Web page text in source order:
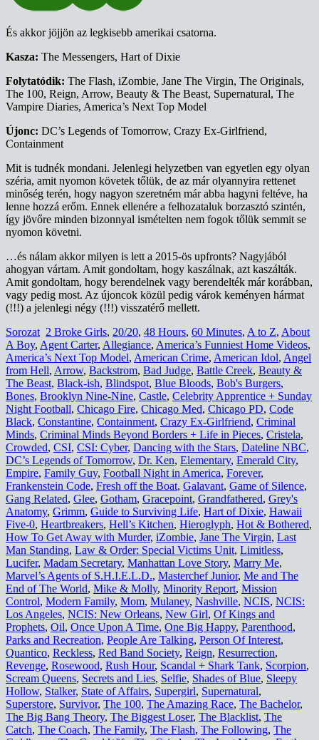
És akkor jöjjön az legkisebb amerikai csatorna.
Kasza: The Messengers, Hart of Dixie
Folytatódik: The Flash, iZombie, Jane The Virgin, The Originals,
The 100, Reign, Arrow, Beauty & The Beast, Supernatural, The
Vampire Diaries, America’s Next Top Model
Újonc: DC’s Legends of Tomorrow, Crazy Ex-Girlfriend,
Containment
Mit is tudnék mondani. Jelenlegi helyzetben van egyetlen egy olyan
széria, amit nyomon követek tőlük, de az már olyannyira rettenet
minőség terén, hogy nagyon szeretném már abba hagyni feltéve, ha
lenne hozzá erőm. Ennek ellenére a felhozataluk borzasztó szintén,
így jövőre minden bizonnyal ismételten nem fogok tőlük semmit se
nyomon követni.
…és nálam akkor milyen is lett a 2015-ös upfronts? Nagyjából
ahogyan vártam. Amit gondoltam, hogy kaszálnak, azt kaszálták.
Amit gondoltam, hogy berendelnek vagy berendelték már korábban,
vagy pedig most. Az újoncok közül pedig várok keményen hármat
(!!!) a jelenlegi négy (!!!) visszatérő mellett.
Sorozat 2 Broke Girls, 20/20, 48 Hours, 60 Minutes, A to Z, About
A Boy, Agent Carter, Allegiance, America’s Funniest Home Videos,
America’s Next Top Model, American Crime, American Idol, Angel
from Hell, Arrow, Backstrom, Bad Judge, Battle Creek, Beauty &
The Beast, Black-ish, Blindspot, Blue Bloods, Bob's Burgers,
Bones, Brooklyn Nine-Nine, Castle, Celebrity Apprentice + Sunday
Night Football, Chicago Fire, Chicago Med, Chicago PD, Code
Black, Constantine, Containment, Crazy Ex-Girlfriend, Criminal
Minds, Criminal Minds Beyond Borders + Life in Pieces, Cristela,
Crowded, CSI, CSI: Cyber, Dancing with the Stars, Dateline NBC,
DC’s Legends of Tomorrow, Dr. Ken, Elementary, Emerald City,
Empire, Family Guy, Football Night in America, Forever,
Frankenstein Code, Fresh off the Boat, Galavant, Game of Silence,
Gang Related, Glee, Gotham, Gracepoint, Grandfathered, Grey's
Anatomy, Grimm, Guide to Surviving Life, Hart of Dixie, Hawaii
Five-0, Heartbreakers, Hell’s Kitchen, Hieroglyph, Hot & Bothered,
How To Get Away with Murder, iZombie, Jane The Virgin, Last
Man Standing, Law & Order: Special Victims Unit, Limitless,
Lucifer, Madam Secretary, Manhattan Love Story, Marry Me,
Marvel’s Agents of S.H.I.E.L.D., Masterchef Junior, Me and The
End of The World, Mike & Molly, Minority Report, Mission
Control, Modern Family, Mom, Mulaney, Nashville, NCIS, NCIS:
Los Angeles, NCIS: New Orleans, New Girl, Of Kings and
Prophets, Oil, Once Upon A Time, One Big Happy, Parenthood,
Parks and Recreation, People Are Talking, Person Of Interest,
Quantico, Reckless, Red Band Society, Reign, Resurrection,
Revenge, Rosewood, Rush Hour, Scandal + Shark Tank, Scorpion,
Scream Queens, Secrets and Lies, Selfie, Shades of Blue, Sleepy
Hollow, Stalker, State of Affairs, Supergirl, Supernatural,
Superstore, Survivor, The 100, The Amazing Race, The Bachelor,
The Big Bang Theory, The Biggest Loser, The Blacklist, The
Catch, The Coach, The Family, The Flash, The Following, The